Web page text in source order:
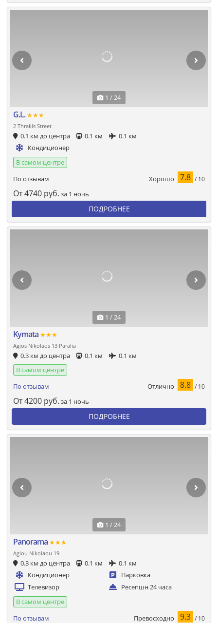
1 / 24
G.L.★★★
2 Thrakis Street
0.1 км до центра 0.1 км
0.1 км
Кондиционер
В самом центре
По отзывам
Хорошо 7.8 / 10
От4740 руб. за 1 ночь
ПОДРОБНЕЕ
1 / 24
Kymata ★★★
Agios Nikolaos 13 Paralia
0.3 км до центра 0.1 км
0.1 км
В самом центре
По отзывам
Отлично 8.8 / 10
От4200 руб. за 1 ночь
ПОДРОБНЕЕ
1 / 24
Panorama ★★★
Agiou Nikolaou 19
0.3 км до центра 0.1 км
0.1 км
Кондиционер
Парковка
Телевизор
Ресепшн 24 часа
В самом центре
По отзывам
Превосходно 9.3 / 10